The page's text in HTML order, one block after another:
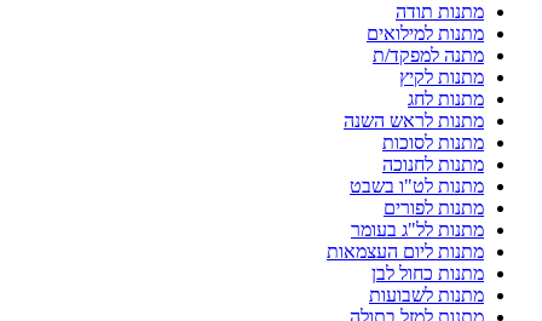
מתנות תודה
מתנות למילואים
מתנה למפקד/ת
מתנות לקיץ
מתנות לחג
מתנות לראש השנה
מתנות לסוכות
מתנות לחנוכה
מתנות לט"ו בשבט
מתנות לפורים
מתנות לל"ג בעומר
מתנות ליום העצמאות
מתנות כחול לבן
מתנות לשבועות
מתנות למזל בתולה